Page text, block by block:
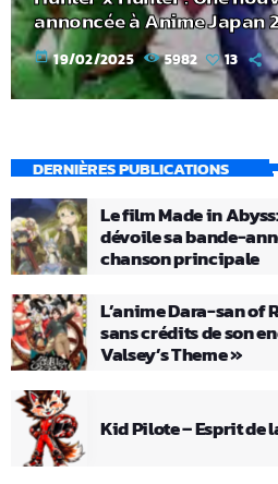
annoncée à Anime Japan
today 19/02/2025 5982 13
DERNIÈRES PUBLICATIONS
Le film Made in
dévoile sa bande-
chanson principale
L’anime Dara-san of
sans crédits de son
Valsey’s Theme »
Kid Pilote – Esprit de